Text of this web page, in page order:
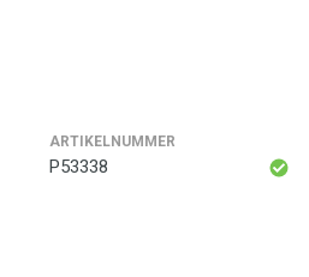
ARTIKELNUMMER
P53338